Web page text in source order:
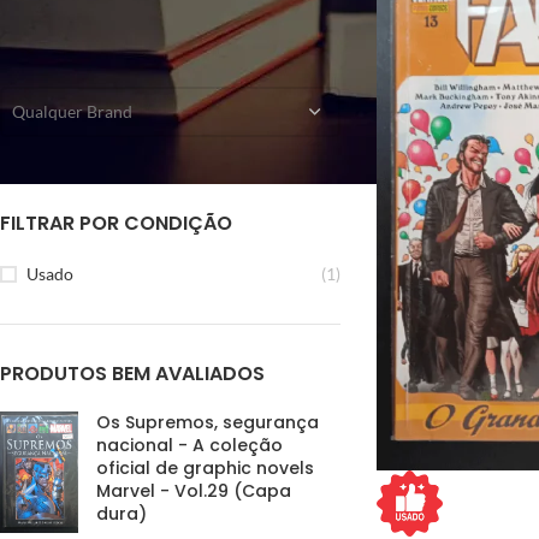
FILTRAR POR EDITORA
Qualquer Brand
FILTRAR POR CONDIÇÃO
Usado (1)
PRODUTOS BEM AVALIADOS
Os Supremos, segurança
nacional - A coleção
oficial de graphic novels
Marvel - Vol.29 (Capa
dura)